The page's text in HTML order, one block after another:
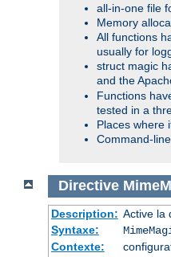
all-in-one file
Memory
All functions
usually for
struct magic
and the
Functions
tested in a
Places where
Command-
Directive
Description: Active la
Syntaxe:
Contexte: